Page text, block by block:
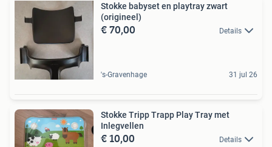
Stokke babyset en playtray zwart
(origineel)
€ 70,00 Details
's-Gravenhage 31 jul 26
Stokke Tripp Trapp Play Tray met
Inlegvellen
€ 10,00 Details